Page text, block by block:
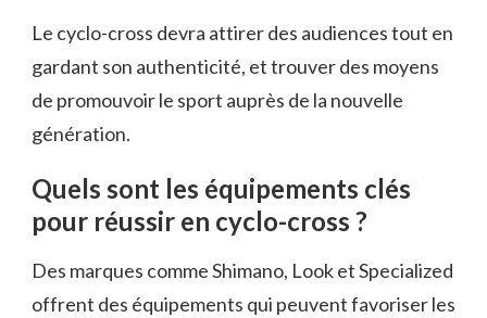
Le cyclo-cross devra attirer des audiences tout en
gardant son authenticité, et trouver des moyens
de promouvoir le sport auprès de la nouvelle
génération.
Quels sont les équipements clés
pour réussir en cyclo-cross ?
Des marques comme Shimano, Look et Specialized
offrent des équipements qui peuvent favoriser les